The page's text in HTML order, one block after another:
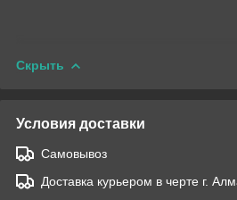
Скрыть
Условия доставки
Самовывоз
Доставка курьером в черте г.